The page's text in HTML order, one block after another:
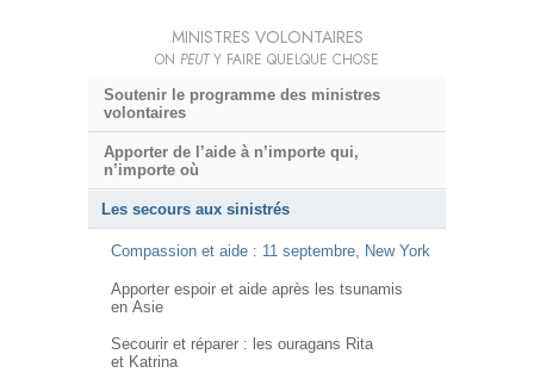
MINISTRES VOLONTAIRES
ON PEUTY FAIRE QUELQUE CHOSE
Soutenir le programme des ministres
volontaires
Apporter de l’aide à n’importe qui,
n’importe où
Les secours aux sinistrés
Compassion et aide : 11 septembre, New York
Apporter espoir et aide après les tsunamis
en Asie
Secourir et réparer : les ouragans Rita
et Katrina